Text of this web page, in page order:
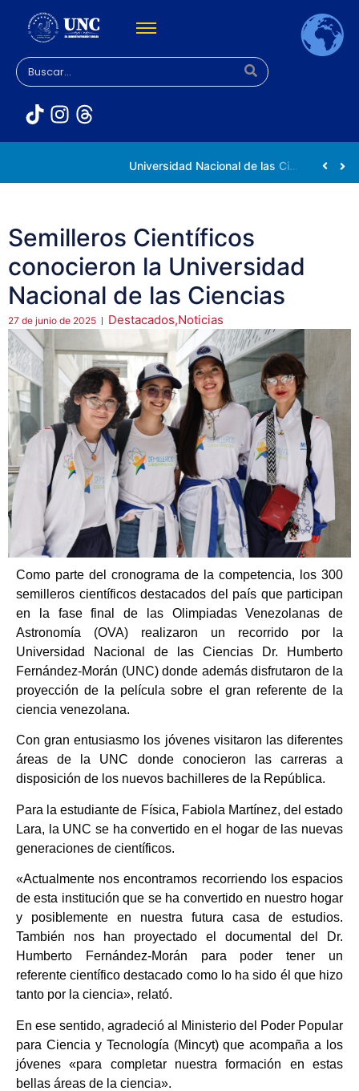
Universidad Nacional de las Ciencias impulsa vocaciones científicas en la Expoferia de Oportunidades de Estudio 2026
Semilleros Científicos
conocieron la Universidad
Nacional de las Ciencias
27 de junio de 2025 Destacados,Noticias
Como parte del cronograma de la competencia, los 300
semilleros científicos destacados del país que participan
en la fase final de las Olimpiadas Venezolanas de
Astronomía (OVA) realizaron un recorrido por la
Universidad Nacional de las Ciencias Dr. Humberto
Fernández-Morán (UNC) donde además disfrutaron de la
proyección de la película sobre el gran referente de la
ciencia venezolana.
Con gran entusiasmo los jóvenes visitaron las diferentes
áreas de la UNC donde conocieron las carreras a
disposición de los nuevos bachilleres de la República.
Para la estudiante de Física, Fabiola Martínez, del estado
Lara, la UNC se ha convertido en el hogar de las nuevas
generaciones de científicos.
«Actualmente nos encontramos recorriendo los espacios
de esta institución que se ha convertido en nuestro hogar
y posiblemente en nuestra futura casa de estudios.
También nos han proyectado el documental del Dr.
Humberto Fernández-Morán para poder tener un
referente científico destacado como lo ha sido él que hizo
tanto por la ciencia», relató.
En ese sentido, agradeció al Ministerio del Poder Popular
para Ciencia y Tecnología (Mincyt) que acompaña a los
jóvenes «para completar nuestra formación en estas
bellas áreas de la ciencia».